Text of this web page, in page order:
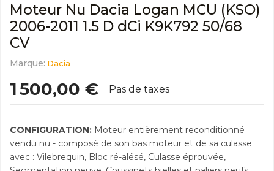
Moteur Nu Dacia Logan MCU (KSO)
2006-2011 1.5 D dCi K9K792 50/68
CV
Marque: Dacia
1 500,00 € Pas de taxes
CONFIGURATION: Moteur entièrement reconditionné
vendu nu - composé de son bas moteur et de sa culasse
avec : Vilebrequin, Bloc ré-alésé, Culasse éprouvée,